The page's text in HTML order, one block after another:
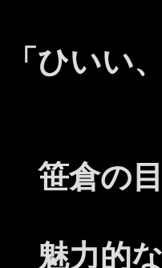
「ひいい
笹倉の
魅力的